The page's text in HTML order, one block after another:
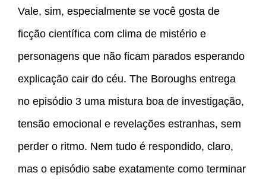
Vale, sim, especialmente se você gosta de
ficção científica com clima de mistério e
personagens que não ficam parados esperando
explicação cair do céu. The Boroughs entrega
no episódio 3 uma mistura boa de investigação,
tensão emocional e revelações estranhas, sem
perder o ritmo. Nem tudo é respondido, claro,
mas o episódio sabe exatamente como terminar